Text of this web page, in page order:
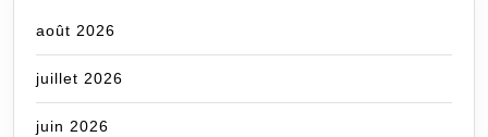
août 2026
juillet 2026
juin 2026